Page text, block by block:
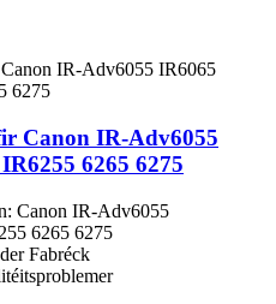
Canon IR-Adv6055
6265 6275
Canon IR-Adv6055
6265 6275
Fabréck